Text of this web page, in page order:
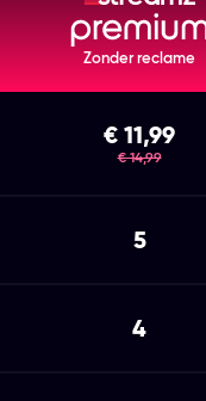
Zonder reclame
€ 11,99
was
€ 14,99
5
4